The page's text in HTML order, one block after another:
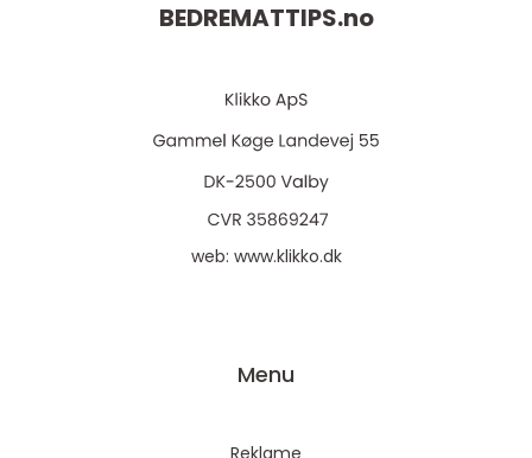
BEDREMATTIPS.no
web: www.klikko.dk
Menu